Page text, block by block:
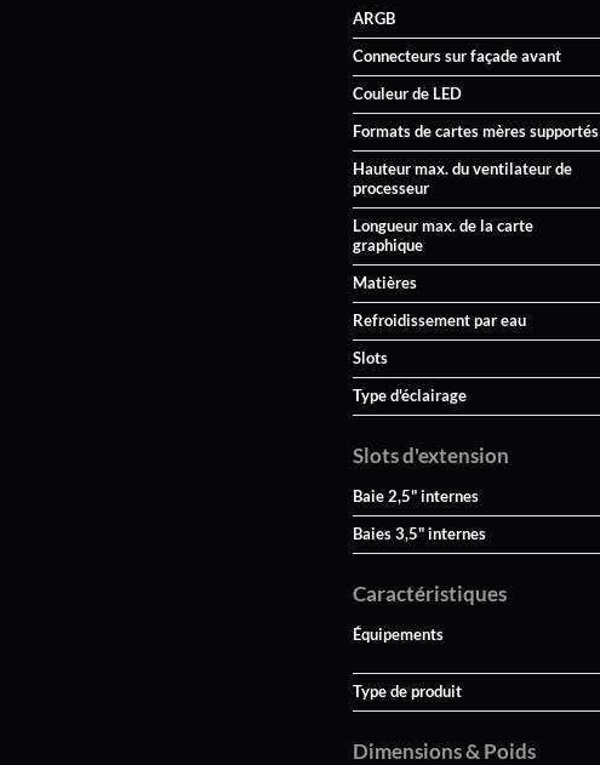
ARGB
Connecteurs sur façade avant
Couleur de LED
Formats de cartes mères supportés
Hauteur max. du ventilateur de
processeur
Longueur max. de la carte
graphique
Matières
Refroidissement par eau
Slots
Type d'éclairage
Slots d'extension
Baie 2,5" internes
Baies 3,5" internes
Caractéristiques
Équipements
Type de produit
Dimensions & Poids